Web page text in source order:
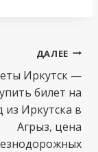
ДАЛЕЕ
Иркутск —
билет на
из Иркутска в
Агрыз, цена